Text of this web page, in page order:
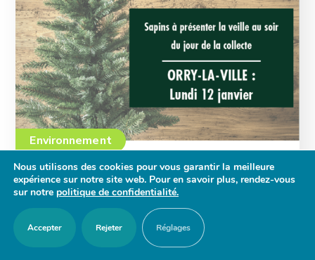
Environnement
Collecte des sapins
La collecte des sapins aura lieu à Orry le lundi
Nous utilisons des cookies pour vous garantir la meilleure
expérience sur notre site web. Pour en savoir plus, rendez-vous
sur notre politique de confidentialité.
Accepter Rejeter Réglages